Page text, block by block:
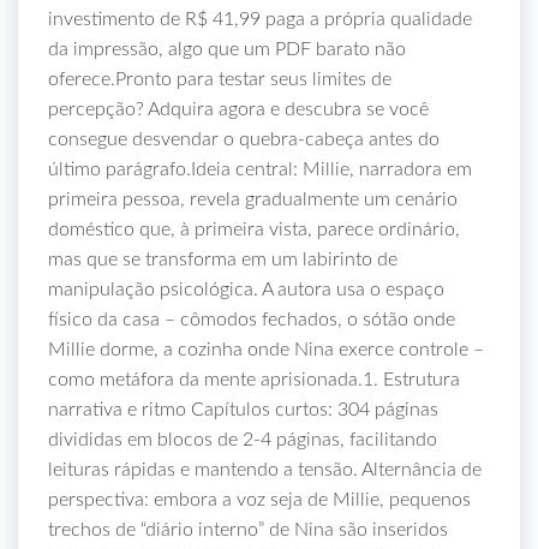
investimento de R$ 41,99 paga a própria qualidade
da impressão, algo que um PDF barato não
oferece.Pronto para testar seus limites de
percepção? Adquira agora e descubra se você
consegue desvendar o quebra‑cabeça antes do
último parágrafo.Ideia central: Millie, narradora em
primeira pessoa, revela gradualmente um cenário
doméstico que, à primeira vista, parece ordinário,
mas que se transforma em um labirinto de
manipulação psicológica. A autora usa o espaço
físico da casa – cômodos fechados, o sótão onde
Millie dorme, a cozinha onde Nina exerce controle –
como metáfora da mente aprisionada.1. Estrutura
narrativa e ritmo Capítulos curtos: 304 páginas
divididas em blocos de 2‑4 páginas, facilitando
leituras rápidas e mantendo a tensão. Alternância de
perspectiva: embora a voz seja de Millie, pequenos
trechos de “diário interno” de Nina são inseridos